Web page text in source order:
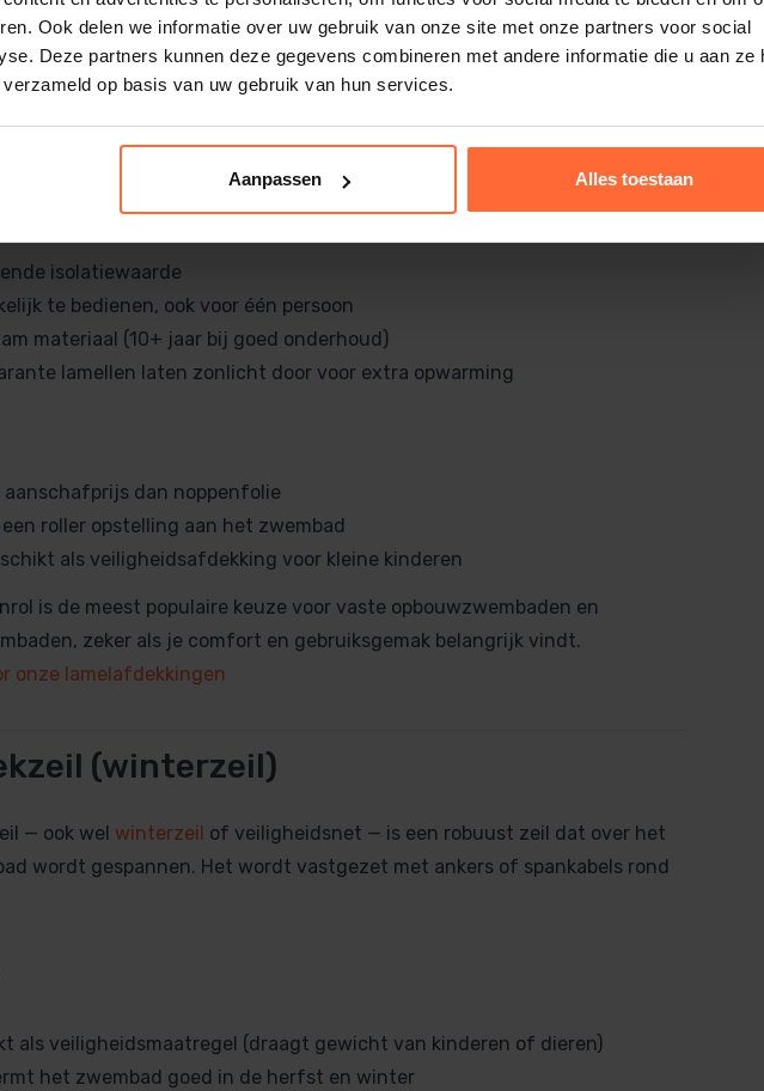
Ook delen we informatie over uw gebruik van onze site met onze partners voor social
Deze partners kunnen deze gegevens combineren met andere informatie die u aan ze
op basis van uw gebruik van hun services.
Aanpassen Alles toestaan
bestaat uit losse lamellen (slats) van polycarbonaat of
kunststof die aan elkaar schakelen. Ze liggen drijvend op het water en
roller aan de rand van het zwembad eenvoudig worden op- en
isolatiewaarde
te bedienen, ook voor één persoon
materiaal (10+ jaar bij goed onderhoud)
lamellen laten zonlicht door voor extra opwarming
aanschafprijs dan noppenfolie
roller opstelling aan het zwembad
als veiligheidsafdekking voor kleine kinderen
is de meest populaire keuze voor vaste opbouwzwembaden en
zeker als je comfort en gebruiksgemak belangrijk vindt.
onze lamelafdekkingen
(winterzeil)
— ook wel winterzeil of veiligheidsnet — is een robuust zeil dat over het
wordt gespannen. Het wordt vastgezet met ankers of spankabels rond
als veiligheidsmaatregel (draagt gewicht van kinderen of dieren)
het zwembad goed in de herfst en winter